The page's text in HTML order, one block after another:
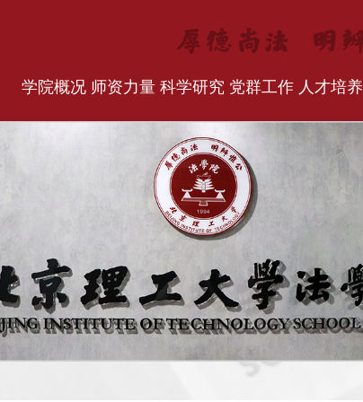
学院概况 师资力量 科学研究 党群工作 人才培养